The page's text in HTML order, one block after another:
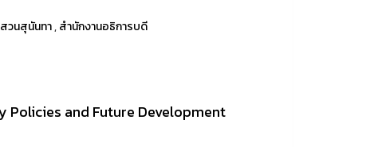
วนสุนันทา,สำนักงานอธิการบดี
Policies and Future Development